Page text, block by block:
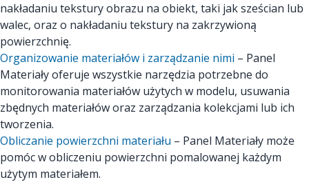
nakładaniu tekstury obrazu na obiekt, taki jak sześcian lub
walec, oraz o nakładaniu tekstury na zakrzywioną
powierzchnię.
Organizowanie materiałów i zarządzanie nimi – Panel
Materiały oferuje wszystkie narzędzia potrzebne do
monitorowania materiałów użytych w modelu, usuwania
zbędnych materiałów oraz zarządzania kolekcjami lub ich
tworzenia.
Obliczanie powierzchni materiału – Panel Materiały może
pomóc w obliczeniu powierzchni pomalowanej każdym
użytym materiałem.